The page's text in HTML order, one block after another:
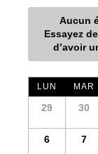
Aucun
Essayez
d’avoir
LUN MAR
29 30
6 7